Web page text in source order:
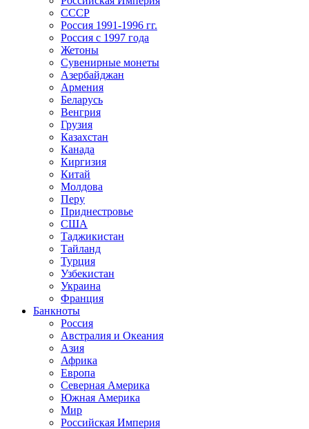
СССР
Россия 1991-1996 гг.
Россия с 1997 года
Жетоны
Сувенирные монеты
Азербайджан
Армения
Беларусь
Венгрия
Грузия
Казахстан
Канада
Киргизия
Китай
Молдова
Перу
Приднестровье
США
Таджикистан
Тайланд
Турция
Узбекистан
Украина
Франция
Банкноты
Россия
Австралия и Океания
Азия
Африка
Европа
Северная Америка
Южная Америка
Мир
Российская Империя